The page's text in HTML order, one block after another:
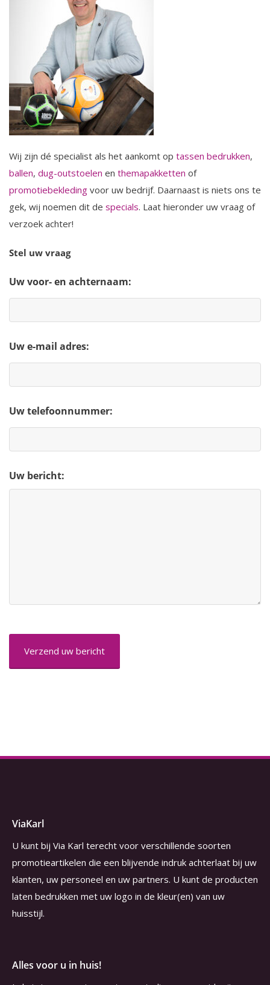
Wij zijn dé specialist als het aankomt op tassen bedrukken,
ballen, dug-outstoelen en themapakketten of
promotiebekleding voor uw bedrijf. Daarnaast is niets ons te
gek, wij noemen dit de specials. Laat hieronder uw vraag of
verzoek achter!
Stel uw vraag
Uw voor- en achternaam:
Uw e-mail adres:
Uw telefoonnummer:
Uw bericht:
ViaKarl
U kunt bij Via Karl terecht voor verschillende soorten
promotieartikelen die een blijvende indruk achterlaat bij uw
klanten, uw personeel en uw partners. U kunt de producten
laten bedrukken met uw logo in de kleur(en) van uw
huisstijl.
Alles voor u in huis!